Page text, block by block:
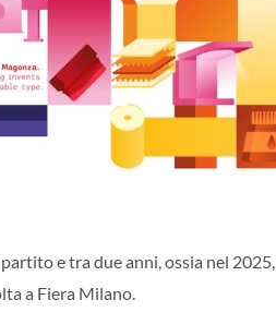
e tra due anni, ossia nel 2025,
a Fiera Milano.